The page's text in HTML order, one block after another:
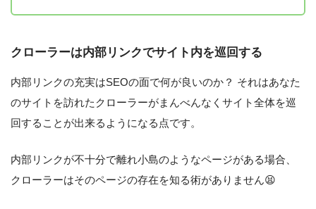
クローラーは内部リンクでサイト内を巡回する
内部リンクの充実はSEOの面で何が良いのか？ それはあなた
のサイトを訪れたクローラーがまんべんなくサイト全体を巡
回することが出来るようになる点です。
内部リンクが不十分で離れ小島のようなページがある場合、
クローラーはそのページの存在を知る術がありません😫